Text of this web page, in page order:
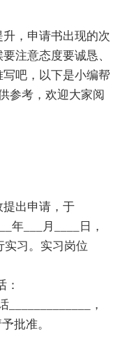
，申请书出现的次
注意态度要诚恳、
吧，以下是小编帮
参考，欢迎大家阅
出申请，于
年___月____日，
实习。实习岗位
：
_____________，
批准。